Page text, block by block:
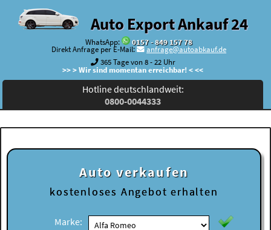
Auto Export Ankauf 24
WhatsApp:
0157 - 849 157 78
Direkt Anfrage per E-Mail:
anfrage@autoabkauf.de
365 Tage von 8 - 22 Uhr
>> > Wir sind momentan erreichbar! < <<
Hotline deutschlandweit:
0800-0044333
Auto verkaufen
kostenloses Angebot erhalten
Marke: